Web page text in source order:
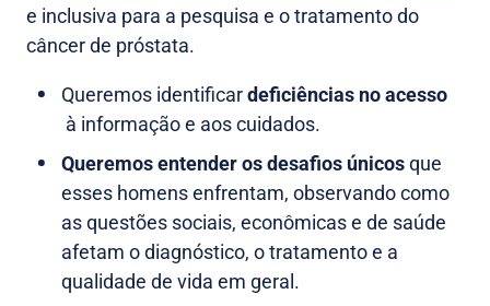
e inclusiva para a pesquisa e o tratamento do
câncer de próstata.
Queremos identificardeficiências no acesso
à informação e aos cuidados.
Queremos entender os desafios únicosque
esses homens enfrentam, observando como
as questões sociais, econômicas e de saúde
afetam o diagnóstico, o tratamento e a
qualidade de vida em geral.